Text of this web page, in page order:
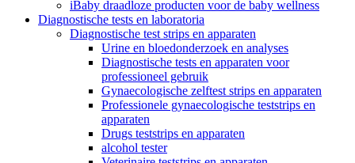
iBaby draadloze producten voor de baby wellness
Diagnostische tests en laboratoria
Diagnostische test strips en apparaten
Urine en bloedonderzoek en analyses
Diagnostische tests en apparaten voor
professioneel gebruik
Gynaecologische zelftest strips en apparaten
Professionele gynaecologische teststrips en
apparaten
Drugs teststrips en apparaten
alcohol tester